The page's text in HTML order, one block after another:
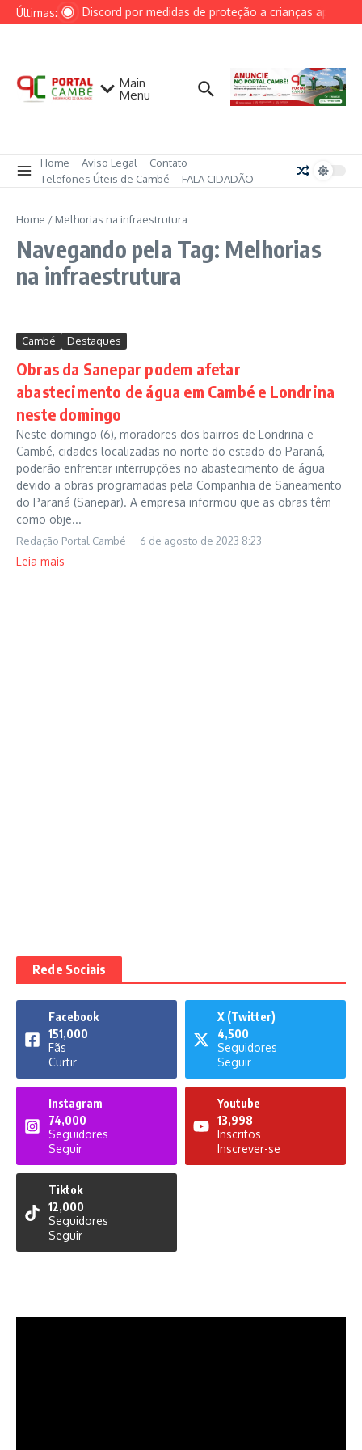
Ir para o conteúdo
Últimas:
AGU cobra Discord por medidas de proteção a crianças após
Main
Menu
Home Aviso Legal
Contato
Telefones Úteis de Cambé
FALA CIDADÃO
Home / Melhorias na infraestrutura
Navegando pela Tag: Melhorias
na infraestrutura
Cambé Destaques
Obras da Sanepar podem afetar
abastecimento de água em Cambé e Londrina
neste domingo
Neste domingo (6), moradores dos bairros de Londrina e
Cambé, cidades localizadas no norte do estado do Paraná,
poderão enfrentar interrupções no abastecimento de água
devido a obras programadas pela Companhia de Saneamento
do Paraná (Sanepar). A empresa informou que as obras têm
como obje...
Redação Portal Cambé 6 de agosto de 2023 8:23
Leia mais
Rede Sociais
Facebook
151,000
Fãs
Curtir
X (Twitter)
4,500
Seguidores
Seguir
Instagram
74,000
Seguidores
Seguir
Youtube
13,998
Inscritos
Inscrever-se
Tiktok
12,000
Seguidores
Seguir